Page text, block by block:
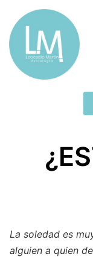
La soledad es
alguien a quien